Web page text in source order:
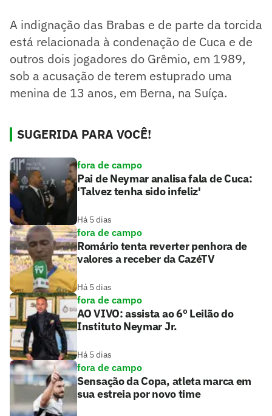
A indignação das Brabas e de parte da torcida
está relacionada à condenação de Cuca e de
outros dois jogadores do Grêmio, em 1989,
sob a acusação de terem estuprado uma
menina de 13 anos, em Berna, na Suíça.
SUGERIDA PARA VOCÊ!
fora de campo
Pai de Neymar analisa fala de Cuca:
'Talvez tenha sido infeliz'
Há 5 dias
fora de campo
Romário tenta reverter penhora de
valores a receber da CazéTV
Há 5 dias
fora de campo
AO VIVO: assista ao 6º Leilão do
Instituto Neymar Jr.
Há 5 dias
fora de campo
Sensação da Copa, atleta marca em
sua estreia por novo time